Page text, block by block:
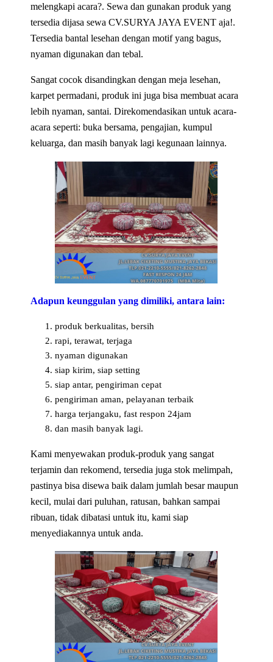
melengkapi acara?. Sewa dan gunakan produk yang
tersedia dijasa sewa CV.SURYA JAYA EVENT aja!.
Tersedia bantal lesehan dengan motif yang bagus,
nyaman digunakan dan tebal.
Sangat cocok disandingkan dengan meja lesehan,
karpet permadani, produk ini juga bisa membuat acara
lebih nyaman, santai. Direkomendasikan untuk acara-
acara seperti: buka bersama, pengajian, kumpul
keluarga, dan masih banyak lagi kegunaan lainnya.
Adapun keunggulan yang dimiliki, antara lain:
produk berkualitas, bersih
rapi, terawat, terjaga
nyaman digunakan
siap kirim, siap setting
siap antar, pengiriman cepat
pengiriman aman, pelayanan terbaik
harga terjangaku, fast respon 24jam
dan masih banyak lagi.
Kami menyewakan produk-produk yang sangat
terjamin dan rekomend, tersedia juga stok melimpah,
pastinya bisa disewa baik dalam jumlah besar maupun
kecil, mulai dari puluhan, ratusan, bahkan sampai
ribuan, tidak dibatasi untuk itu, kami siap
menyediakannya untuk anda.